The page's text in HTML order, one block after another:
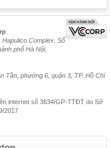
Hapulico Complex, Số
phố Hà Nội.
Tần, phường 6, quận 3, TP. Hồ Chí
internet số 3634/GP-TTĐT do Sở
2017